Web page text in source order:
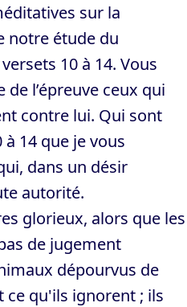
sur la
notre étude du
10 à 14. Vous
l’épreuve ceux qui
contre lui. Qui sont
14 que je vous
dans un désir
autorité.
glorieux, alors que les
de jugement
dépourvus de
ce qu'ils ignorent ; ils